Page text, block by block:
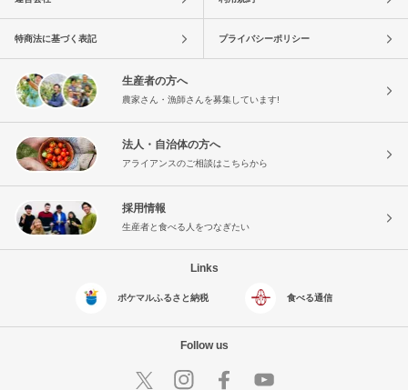
特商法に基づく表記 プライバシーポリシー
生産者の方へ
農家さん・漁師さんを募集しています!
法人・自治体の方へ
アライアンスのご相談はこちらから
採用情報
生産者と食べる人をつなぎたい
Links
ポケマルふるさと納税 食べる通信
Follow us